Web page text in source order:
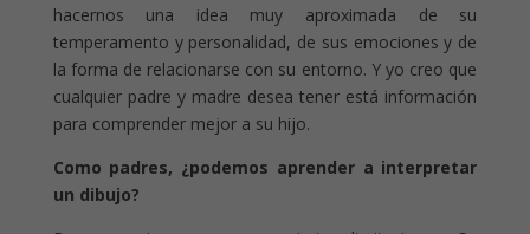
hacernos una idea muy aproximada de su
temperamento y personalidad, de sus emociones y de
la forma de relacionarse con su entorno. Y yo creo que
cualquier padre y madre desea tener está información
para comprender mejor a su hijo.
Como padres, ¿podemos aprender a interpretar
un dibujo?